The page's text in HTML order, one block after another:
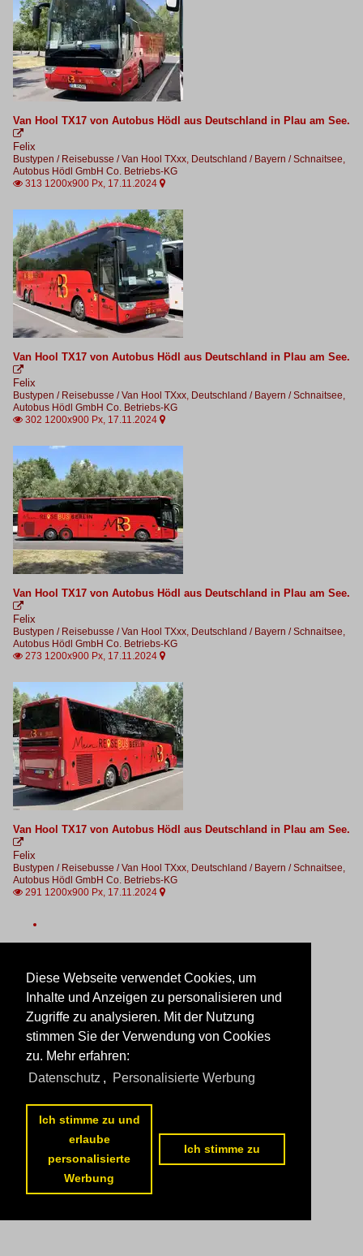
Van Hool TX17 von Autobus Hödl aus Deutschland in Plau am See.

Felix
Bustypen / Reisebusse / Van Hool TXxx, Deutschland / Bayern / Schnaitsee,
Autobus Hödl GmbH Co. Betriebs-KG
 313 1200x900 Px, 17.11.2024 
Van Hool TX17 von Autobus Hödl aus Deutschland in Plau am See.

Felix
Bustypen / Reisebusse / Van Hool TXxx, Deutschland / Bayern / Schnaitsee,
Autobus Hödl GmbH Co. Betriebs-KG
 302 1200x900 Px, 17.11.2024 
Van Hool TX17 von Autobus Hödl aus Deutschland in Plau am See.

Felix
Bustypen / Reisebusse / Van Hool TXxx, Deutschland / Bayern / Schnaitsee,
Autobus Hödl GmbH Co. Betriebs-KG
 273 1200x900 Px, 17.11.2024 
Van Hool TX17 von Autobus Hödl aus Deutschland in Plau am See.

Felix
Bustypen / Reisebusse / Van Hool TXxx, Deutschland / Bayern / Schnaitsee,
Autobus Hödl GmbH Co. Betriebs-KG
 291 1200x900 Px, 17.11.2024 
Diese Webseite verwendet Cookies, um
Inhalte und Anzeigen zu personalisieren und
Zugriffe zu analysieren. Mit der Nutzung
stimmen Sie der Verwendung von Cookies
zu. Mehr erfahren:
Datenschutz , Personalisierte Werbung
Ich stimme zu und
erlaube
personalisierte
Werbung
Ich stimme zu